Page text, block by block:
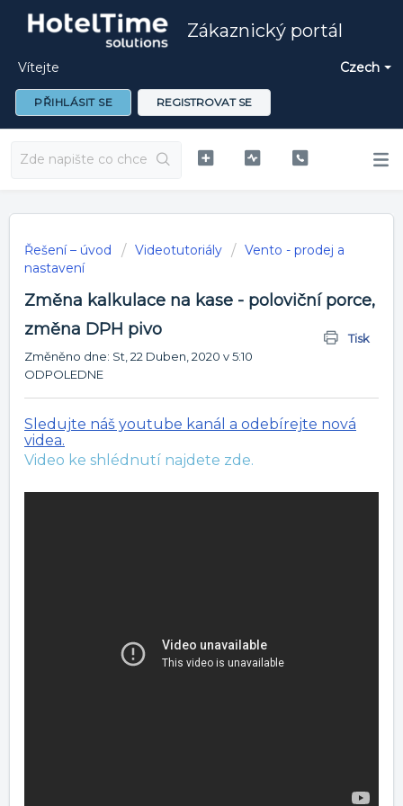
Zákaznický portál
Czech
Vítejte
PŘIHLÁSIT SE REGISTROVAT SE
Řešení – úvod Videotutoriály
Vento - prodej a
nastavení
Změna kalkulace na kase - poloviční porce,
změna DPH pivo
Tisk
Změněno dne: St, 22 Duben, 2020 v 5:10
ODPOLEDNE
Sledujte náš youtube kanál a odebírejte nová
videa.
Video ke shlédnutí najdete zde.